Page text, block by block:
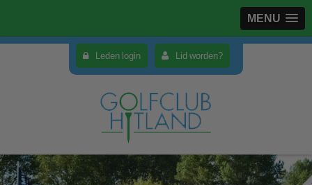
MENU
Leden login Lid worden?